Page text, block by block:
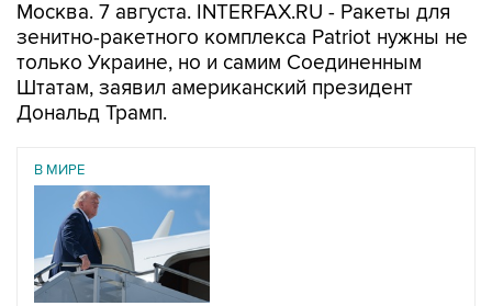
Москва. 7 августа. INTERFAX.RU - Ракеты для
зенитно-ракетного комплекса Patriot нужны не
только Украине, но и самим Соединенным
Штатам, заявил американский президент
Дональд Трамп.
В МИРЕ